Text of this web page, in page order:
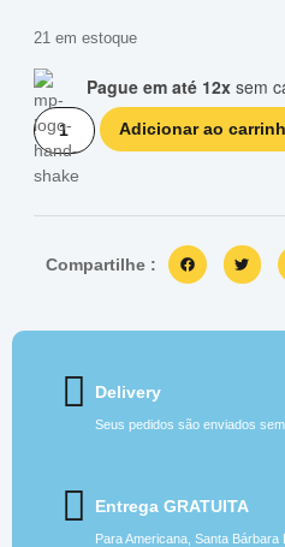
21 em estoque
Pague em até 12x sem
Adicionar ao
Compartilhe :
Delivery
Seus pedidos são enviados
Entrega GRATUITA
Para Americana, Santa